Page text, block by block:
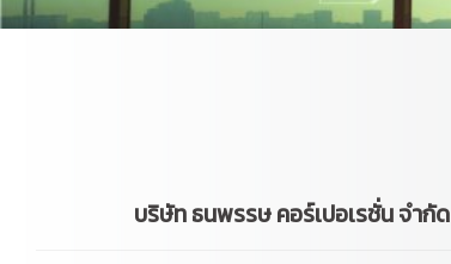
บริษัท ธนพรรษ คอร์เปอเรชั่น จำกัด